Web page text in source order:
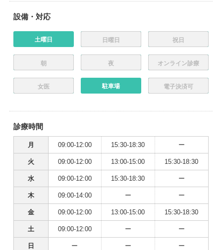
設備・対応
土曜日 日曜日 祝日
朝 夜 オンライン診療
女医 駐車場 電子決済可
診療時間
月 09:00-12:00 15:30-18:30 ー
火 09:00-12:00 13:00-15:00 15:30-18:30
水 09:00-12:00 15:30-18:30 ー
木 09:00-14:00 ー ー
金 09:00-12:00 13:00-15:00 15:30-18:30
土 09:00-12:00 ー ー
日 ー ー ー